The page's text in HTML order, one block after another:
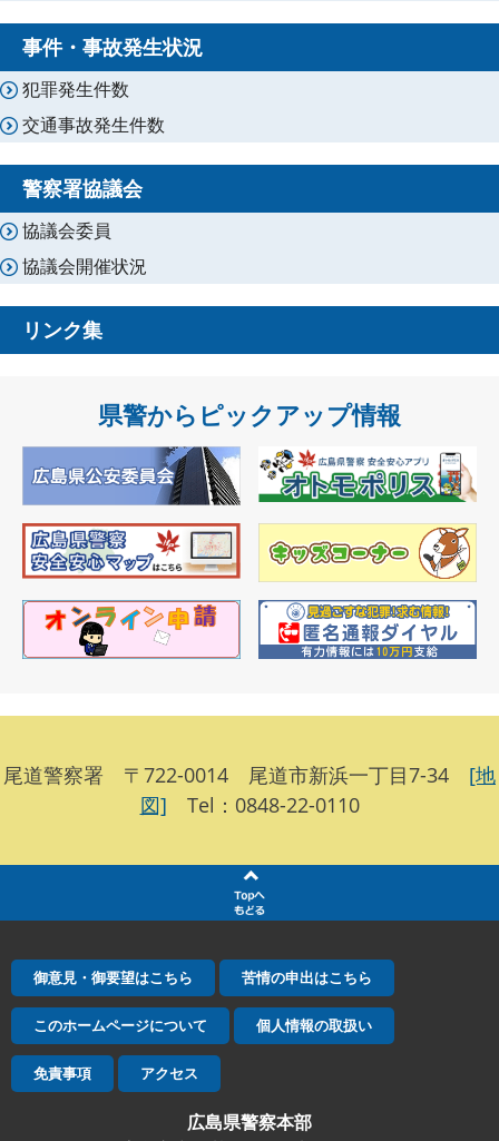
事件・事故発生状況
犯罪発生件数
交通事故発生件数
警察署協議会
協議会委員
協議会開催状況
リンク集
県警からピックアップ情報
尾道警察署 〒722-0014 尾道市新浜一丁目7-34 [地
図] Tel：0848-22-0110
御意見・御要望はこちら 苦情の申出はこちら
このホームページについて 個人情報の取扱い
免責事項 アクセス
広島県警察本部